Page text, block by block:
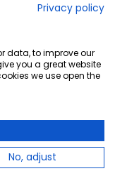
Privacy policy
data, to improve our
you a great website
we use open the
No, adjust